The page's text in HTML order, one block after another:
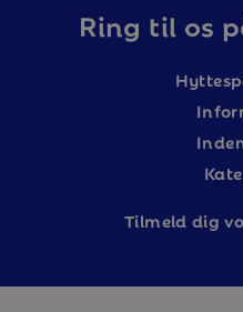
Ring til os
Tilmeld dig